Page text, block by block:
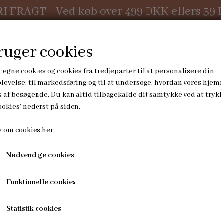
FRAGT - Ved køb over 499 DKK ellers 39
PUSLETID
PUSLEUNDERLAG
hjerte- grøn
træ/silikonerangle m/
99,00 kr.
cookies
egne cookies og cookies fra tredjeparter til at personalisere din
til markedsføring og til at undersøge, hvordan vores
af besøgende. Du kan altid tilbagekalde dit samtykke ved at
nederst på siden.
om cookies her
Nødvendige cookies
Funktionelle cookies
Statistik cookies